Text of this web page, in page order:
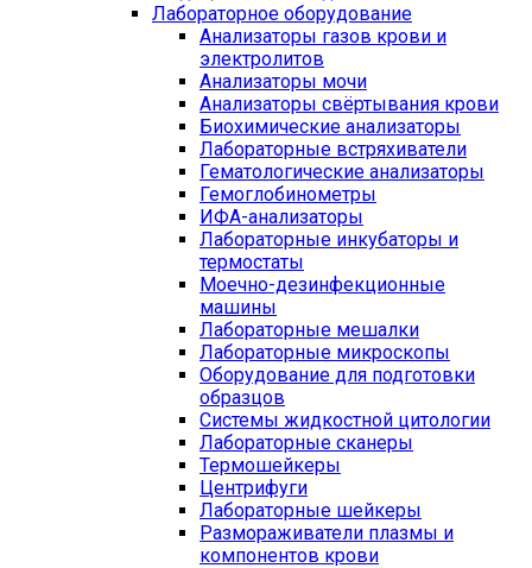
Лабораторное оборудование
Анализаторы газов крови и
электролитов
Анализаторы мочи
Анализаторы свёртывания крови
Биохимические анализаторы
Лабораторные встряхиватели
Гематологические анализаторы
Гемоглобинометры
ИФА-анализаторы
Лабораторные инкубаторы и
термостаты
Моечно-дезинфекционные
машины
Лабораторные мешалки
Лабораторные микроскопы
Оборудование для подготовки
образцов
Системы жидкостной цитологии
Лабораторные сканеры
Термошейкеры
Центрифуги
Лабораторные шейкеры
Размораживатели плазмы и
компонентов крови